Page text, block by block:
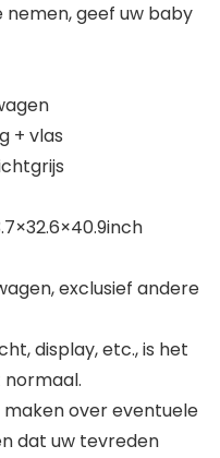
geef uw baby
+ vlas
exclusief andere
display, etc., is het
over eventuele
dat uw tevreden